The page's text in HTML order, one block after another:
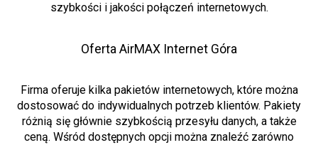
szybkości i jakości połączeń internetowych.
Oferta AirMAX Internet Góra
Firma oferuje kilka pakietów internetowych, które można
dostosować do indywidualnych potrzeb klientów. Pakiety
różnią się głównie szybkością przesyłu danych, a także
ceną. Wśród dostępnych opcji można znaleźć zarówno